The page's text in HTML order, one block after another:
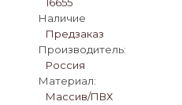
16655
Наличие
Предзаказ
Производитель:
Россия
Материал:
Массив/ПВХ